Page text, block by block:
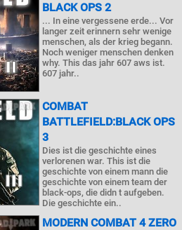
BLACK OPS 2
... In eine vergessene erde... Vor
langer zeit erinnern sehr wenige
menschen, als der krieg begann.
Noch weniger menschen denken
why. This das jahr 607 aws ist.
607 jahr..
COMBAT
BATTLEFIELD:BLACK OPS
3
Dies ist die geschichte eines
verlorenen war. This ist die
geschichte von einem mann die
geschichte von einem team der
black-ops, die didn t aufgeben.
Die geschichte ein..
MODERN COMBAT 4 ZERO